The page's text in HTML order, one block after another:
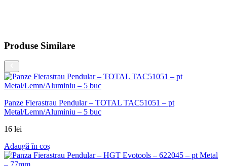
Produse Similare
Panze Fierastrau Pendular – TOTAL TAC51051 – pt
Metal/Lemn/Aluminiu – 5 buc
16 lei
Adaugă în coș